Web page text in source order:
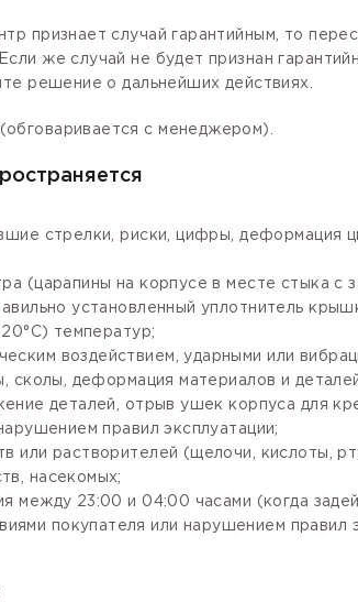
признает случай гарантийным, то
же случай не будет признан
решение о дальнейших действиях.
с менеджером).
стрелки, риски, цифры, деформация
(царапины на корпусе в месте стыка
установленный уплотнитель
температур;
воздействием, ударными или
деформация материалов и
деталей, отрыв ушек корпуса для
правил эксплуатации;
или растворителей (щелочи, кислоты,
насекомых;
23:00 и 04:00 часами (когда
покупателя или нарушением правил